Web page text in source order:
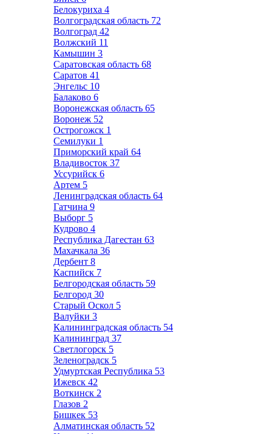
Белокуриха 4
Волгоградская область 72
Волгоград 42
Волжский 11
Камышин 3
Саратовская область 68
Саратов 41
Энгельс 10
Балаково 6
Воронежская область 65
Воронеж 52
Острогожск 1
Семилуки 1
Приморский край 64
Владивосток 37
Уссурийск 6
Артем 5
Ленинградская область 64
Гатчина 9
Выборг 5
Кудрово 4
Республика Дагестан 63
Махачкала 36
Дербент 8
Каспийск 7
Белгородская область 59
Белгород 30
Старый Оскол 5
Валуйки 3
Калининградская область 54
Калининград 37
Светлогорск 5
Зеленоградск 5
Удмуртская Республика 53
Ижевск 42
Воткинск 2
Глазов 2
Бишкек 53
Алматинская область 52